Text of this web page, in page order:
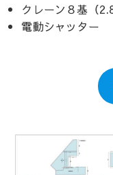
クレーン８基（
電動シャッター